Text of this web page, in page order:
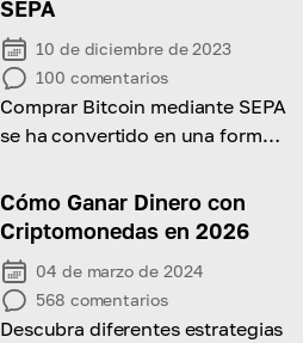
SEPA
10 de diciembre de 2023
100 comentarios
Comprar Bitcoin mediante SEPA
se ha convertido en una forma
Cómo Ganar Dinero con
Criptomonedas en 2026
04 de marzo de 2024
568 comentarios
Descubra diferentes estrategias